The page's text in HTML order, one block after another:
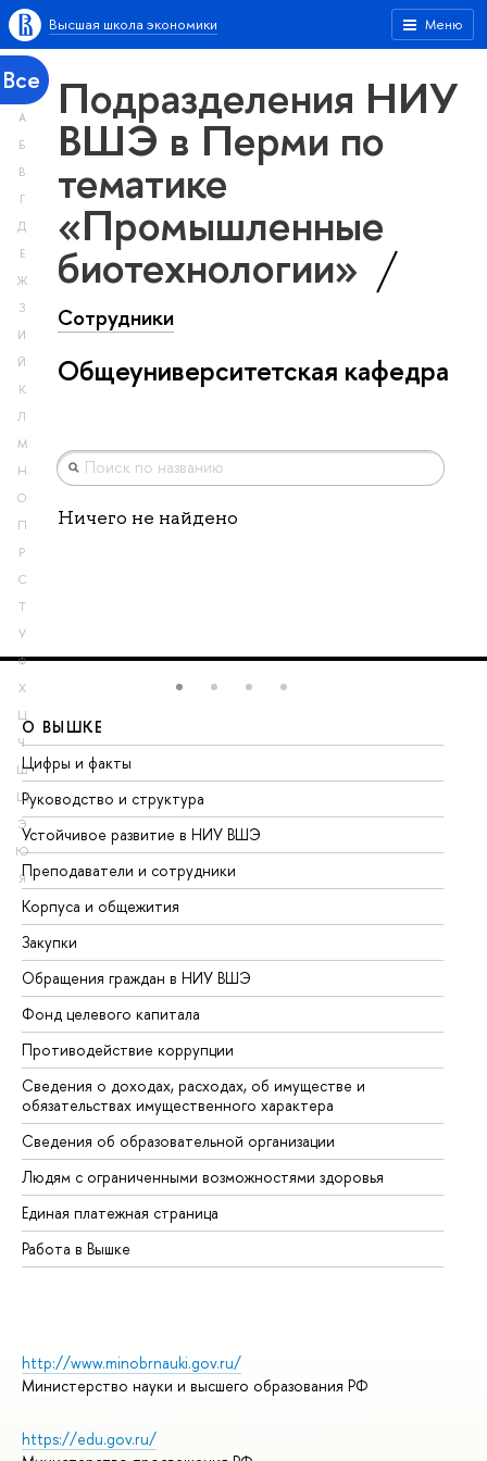
Меню
Высшая школа экономики
Все
А
Б
В
Г
Д
Е
Ж
З
И
Й
К
Л
М
Н
О
П
Р
С
Т
У
Ф
Х
Ц
Ч
Ш
Щ
Э
Ю
Я
Подразделения НИУ
ВШЭ в Перми по
тематике
«Промышленные
биотехнологии»
Сотрудники
Общеуниверситетская кафедра
Ничего не найдено
О ВЫШКЕ
Цифры и факты
Руководство и структура
Устойчивое развитие в НИУ ВШЭ
Преподаватели и сотрудники
Корпуса и общежития
Закупки
Обращения граждан в НИУ ВШЭ
Фонд целевого капитала
Противодействие коррупции
Сведения о доходах, расходах, об имуществе и
обязательствах имущественного характера
Сведения об образовательной организации
Людям с ограниченными возможностями здоровья
Единая платежная страница
Работа в Вышке
http://www.minobrnauki.gov.ru/
Министерство науки и высшего образования РФ
https://edu.gov.ru/